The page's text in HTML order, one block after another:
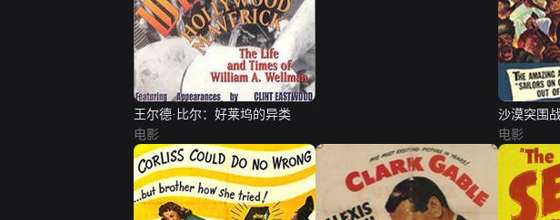
王尔德·比尔：好莱坞的异类
电影
沙漠突围
电影